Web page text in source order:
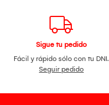
Sigue tu pedido
Fácil y rápido sólo con tu DNI.
Seguir pedido